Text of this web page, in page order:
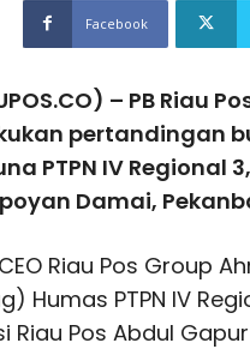
Facebook
– PB Riau
pertandingan
PTPN IV Regional
Damai,
Riau Pos Group
Humas PTPN IV
Riau Pos Abdul